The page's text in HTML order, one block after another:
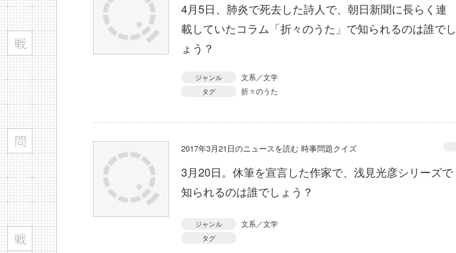
4月5日、肺炎で死去した詩人で、朝日新聞に長らく連
載していたコラム「折々のうた」で知られるのは誰でし
ょう？
ジャンル 文系／文学
タグ 折々のうた
2017年3月21日のニュースを読む 時事問題クイズ
3月20日。休筆を宣言した作家で、浅見光彦シリーズで
知られるのは誰でしょう？
ジャンル 文系／文学
タグ